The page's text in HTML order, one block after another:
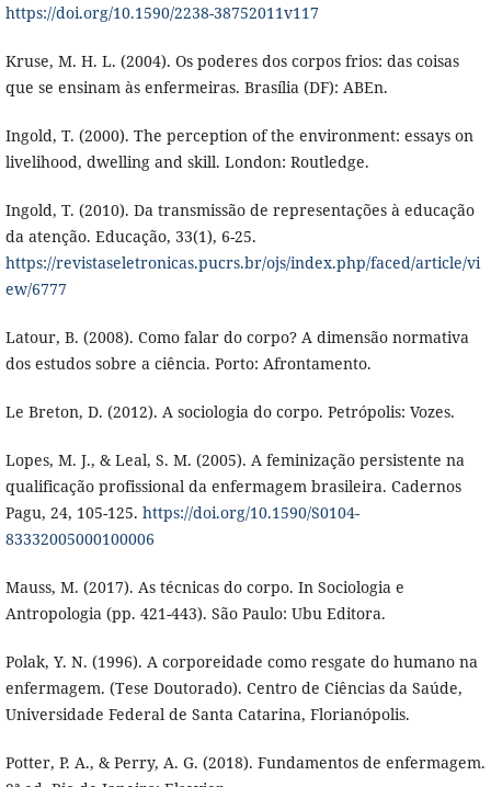
https://doi.org/10.1590/2238-38752011v117
Kruse, M. H. L. (2004). Os poderes dos corpos frios: das coisas
que se ensinam às enfermeiras. Brasília (DF): ABEn.
Ingold, T. (2000). The perception of the environment: essays on
livelihood, dwelling and skill. London: Routledge.
Ingold, T. (2010). Da transmissão de representações à educação
da atenção. Educação, 33(1), 6-25.
https://revistaseletronicas.pucrs.br/ojs/index.php/faced/article/vi
ew/6777
Latour, B. (2008). Como falar do corpo? A dimensão normativa
dos estudos sobre a ciência. Porto: Afrontamento.
Le Breton, D. (2012). A sociologia do corpo. Petrópolis: Vozes.
Lopes, M. J., & Leal, S. M. (2005). A feminização persistente na
qualificação profissional da enfermagem brasileira. Cadernos
Pagu, 24, 105-125. https://doi.org/10.1590/S0104-
83332005000100006
Mauss, M. (2017). As técnicas do corpo. In Sociologia e
Antropologia (pp. 421-443). São Paulo: Ubu Editora.
Polak, Y. N. (1996). A corporeidade como resgate do humano na
enfermagem. (Tese Doutorado). Centro de Ciências da Saúde,
Universidade Federal de Santa Catarina, Florianópolis.
Potter, P. A., & Perry, A. G. (2018). Fundamentos de enfermagem.